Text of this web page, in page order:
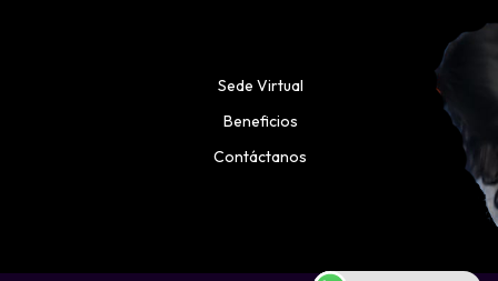
Sede Virtual
Beneficios
Contáctanos